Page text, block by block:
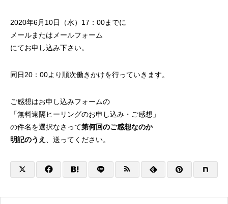
2020年6月10日（水）17：00までに
メールまたは メールフォーム
にてお申し込み下さい。
同日20：00より順次働きかけを行っていきます。
ご感想はお申し込みフォームの
「無料遠隔ヒーリングのお申し込み・ご感想」
の件名を選択なさって第何回のご感想なのか
明記のうえ
、送ってください。